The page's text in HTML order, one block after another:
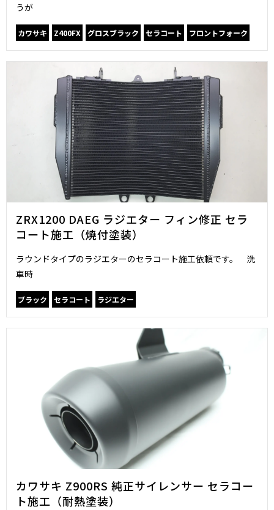
うが
カワサキ Z400FX グロスブラック セラコート フロントフォーク
ZRX1200 DAEG ラジエター フィン修正 セラ
コート施工（焼付塗装）
ラウンドタイプのラジエターのセラコート施工依頼です。 洗
車時
ブラック セラコート ラジエター
カワサキ Z900RS 純正サイレンサー セラコー
ト施工（耐熱塗装）